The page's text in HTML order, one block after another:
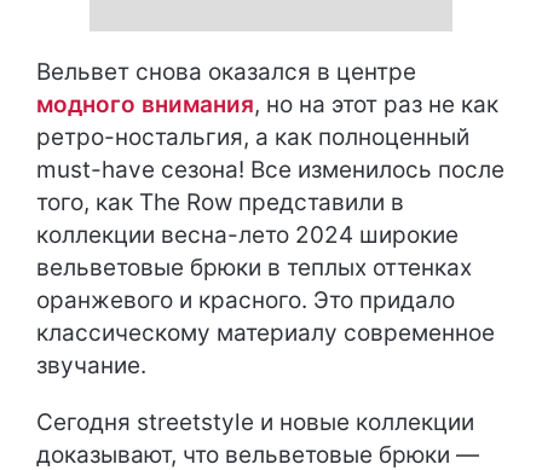
Вельвет снова оказался в центре
модного внимания, но на этот раз не как
ретро-ностальгия, а как полноценный
must-have сезона! Все изменилось после
того, как The Row представили в
коллекции весна-лето 2024 широкие
вельветовые брюки в теплых оттенках
оранжевого и красного. Это придало
классическому материалу современное
звучание.
Сегодня streetstyle и новые коллекции
доказывают, что вельветовые брюки —